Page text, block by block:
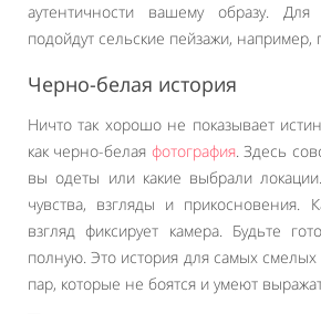
аутентичности вашему образу.
подойдут сельские пейзажи, например,
Черно-белая история
Ничто так хорошо не показывает
как черно-белая фотография. Здесь
вы одеты или какие выбрали
чувства, взгляды и
взгляд фиксирует камера. Будьте
полную. Это история для самых
пар, которые не боятся и умеют